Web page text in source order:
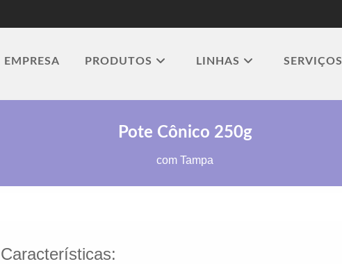
EMPRESA PRODUTOS LINHAS SERVIÇOS
Pote Cônico 250g
com Tampa
Características: